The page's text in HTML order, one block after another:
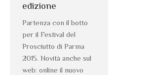
edizione
Partenza con il botto
per il Festival del
Prosciutto di Parma
2015. Novità anche sul
web: online il nuovo